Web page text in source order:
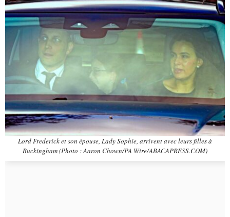
Lord Frederick et son épouse, Lady Sophie, arrivent avec leurs filles à
Buckingham (Photo : Aaron Chown/PA Wire/ABACAPRESS.COM)